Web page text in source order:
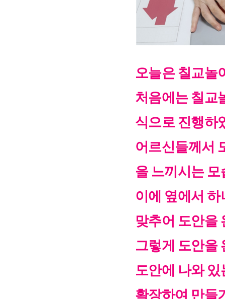
오늘은 칠교놀
처음에는 칠교
식으로 진행하
어르신들께서
을 느끼시는
이에 옆에서
맞추어 도안을
그렇게 도안을
도안에 나와
확장하여 만들